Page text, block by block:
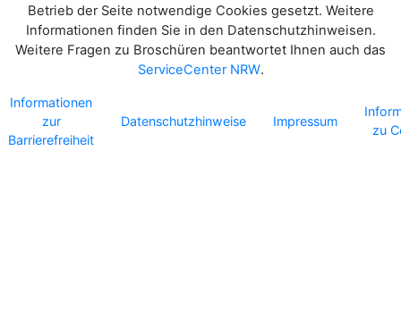
Betrieb der Seite notwendige Cookies gesetzt. Weitere
Informationen finden Sie in den Datenschutzhinweisen.
Weitere Fragen zu Broschüren beantwortet Ihnen auch das
ServiceCenter NRW.
Informationen
zur
Barrierefreiheit
Datenschutzhinweise Impressum
zu